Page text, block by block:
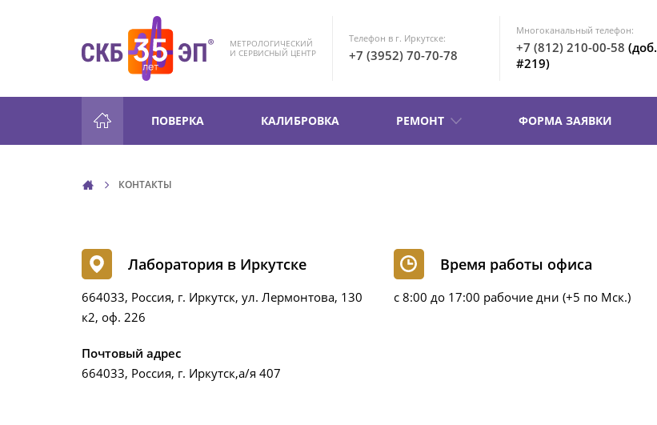
МЕТРОЛОГИЧЕСКИЙ
И СЕРВИСНЫЙ ЦЕНТР
Телефон в г. Иркутске:
+7 (3952) 70-70-78
Многоканальный телефон:
+7 (812) 210-00-58 (доб.
#219)
ПОВЕРКА КАЛИБРОВКА РЕМОНТ ФОРМА ЗАЯВКИ
КОНТАКТЫ
Лаборатория в Иркутске
664033, Россия, г. Иркутск, ул. Лермонтова, 130
к2, оф. 226
Почтовый адрес
664033, Россия, г. Иркутск,а/я 407
Время работы офиса
с 8:00 до 17:00 рабочие дни (+5 по Мск.)